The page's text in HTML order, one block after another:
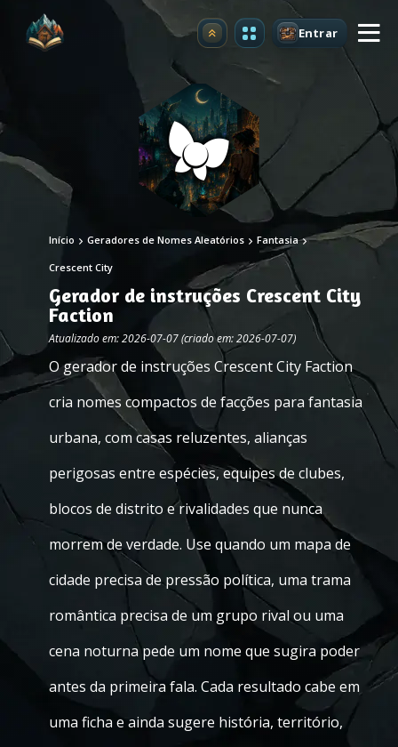
Atualizar Entrar
Início Geradores de Nomes Aleatórios Fantasia
Crescent City
Gerador de instruções Crescent City
Faction
Atualizado em: 2026-07-07 (criado em: 2026-07-07)
O gerador de instruções Crescent City Faction
cria nomes compactos de facções para fantasia
urbana, com casas reluzentes, alianças
perigosas entre espécies, equipes de clubes,
blocos de distrito e rivalidades que nunca
morrem de verdade. Use quando um mapa de
cidade precisa de pressão política, uma trama
romântica precisa de um grupo rival ou uma
cena noturna pede um nome que sugira poder
antes da primeira fala. Cada resultado cabe em
uma ficha e ainda sugere história, território,